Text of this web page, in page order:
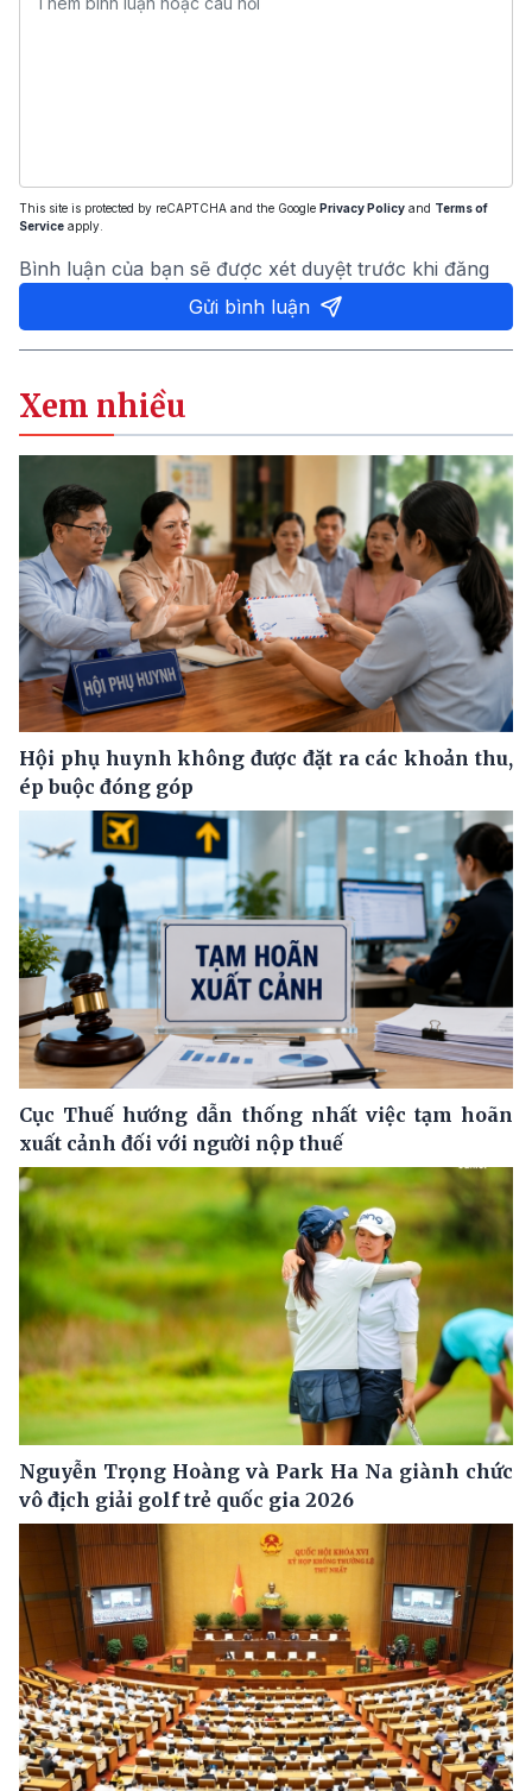
This site is protected by reCAPTCHA and the Google Privacy Policy and Terms of
Service apply.
Bình luận của bạn sẽ được xét duyệt trước khi đăng
Gửi bình luận
Xem nhiều
Hội phụ huynh không được đặt ra các khoản thu,
ép buộc đóng góp
Cục Thuế hướng dẫn thống nhất việc tạm hoãn
xuất cảnh đối với người nộp thuế
Nguyễn Trọng Hoàng và Park Ha Na giành chức
vô địch giải golf trẻ quốc gia 2026